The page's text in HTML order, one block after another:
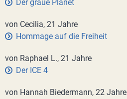
Der graue Planet
von Cecilia, 21 Jahre
Hommage auf die Freiheit
von Raphael L., 21 Jahre
Der ICE 4
von Hannah Biedermann, 22 Jahre